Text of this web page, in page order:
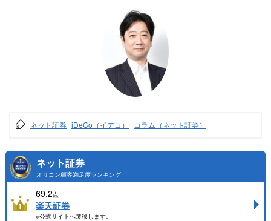
ネット証券 iDeCo（イデコ） コラム（ネット証券）
ネット証券
オリコン顧客満足度ランキング
69.2点
楽天証券
※公式サイトへ遷移します。